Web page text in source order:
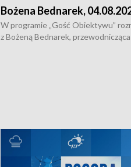
Bożena Bednarek,
W programie „Gość Obiektywu”
z Bożeną Bednarek, przewodnicząca